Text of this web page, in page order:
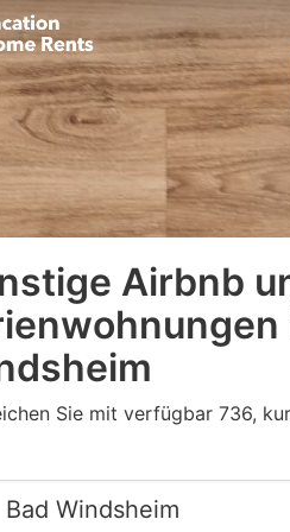
Airbnb
Sie mit verfügbar 736,